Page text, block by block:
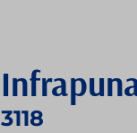
3118